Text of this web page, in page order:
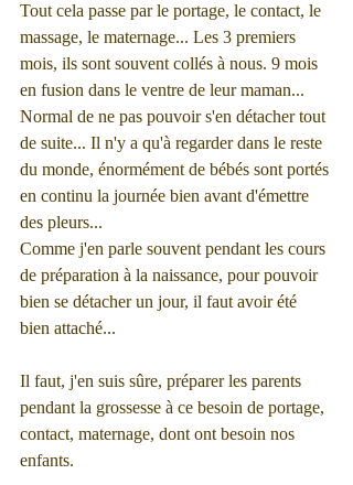
Tout cela passe par le portage, le contact, le
massage, le maternage... Les 3 premiers
mois, ils sont souvent collés à nous. 9 mois
en fusion dans le ventre de leur maman...
Normal de ne pas pouvoir s'en détacher tout
de suite... Il n'y a qu'à regarder dans le reste
du monde, énormément de bébés sont portés
en continu la journée bien avant d'émettre
des pleurs...
Comme j'en parle souvent pendant les cours
de préparation à la naissance, pour pouvoir
bien se détacher un jour, il faut avoir été
bien attaché...
Il faut, j'en suis sûre, préparer les parents
pendant la grossesse à ce besoin de portage,
contact, maternage, dont ont besoin nos
enfants.